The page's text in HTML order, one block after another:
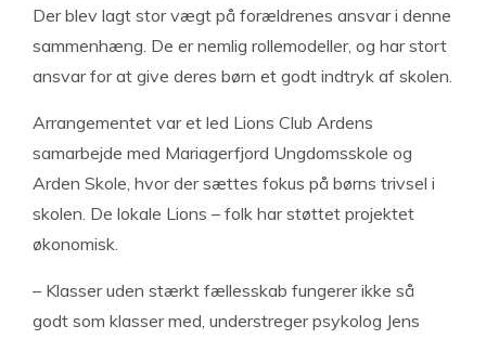
Der blev lagt stor vægt på forældrenes ansvar i denne
sammenhæng. De er nemlig rollemodeller, og har stort
ansvar for at give deres børn et godt indtryk af skolen.
Arrangementet var et led Lions Club Ardens
samarbejde med Mariagerfjord Ungdomsskole og
Arden Skole, hvor der sættes fokus på børns trivsel i
skolen. De lokale Lions – folk har støttet projektet
økonomisk.
– Klasser uden stærkt fællesskab fungerer ikke så
godt som klasser med, understreger psykolog Jens